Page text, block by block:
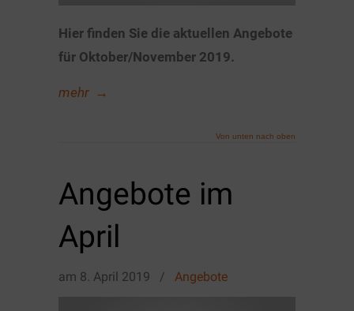
Hier finden Sie die aktuellen Angebote
für Oktober/November 2019.
mehr →
Von unten nach oben
Angebote im
April
am 8. April 2019 / Angebote